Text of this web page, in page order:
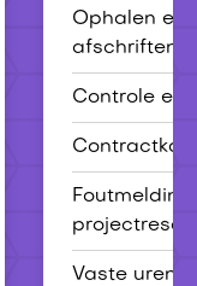
Ophalen en
afschriften
Controle
Foutmelding
Vaste uren